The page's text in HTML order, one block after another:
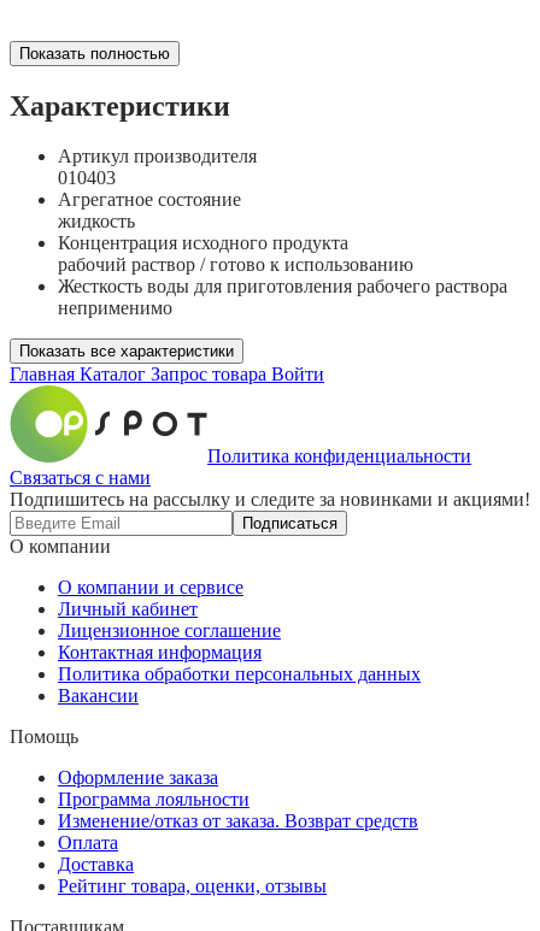
Показать полностью
Характеристики
Артикул производителя
010403
Агрегатное состояние
жидкость
Концентрация исходного продукта
рабочий раствор / готово к использованию
Жесткость воды для приготовления рабочего раствора
неприменимо
Показать все характеристики
Главная Каталог Запрос товара Войти
Политика конфиденциальности
Связаться с нами
Подпишитесь на рассылку и следите за новинками и акциями!
Подписаться
О компании
О компании и сервисе
Личный кабинет
Лицензионное соглашение
Контактная информация
Политика обработки персональных данных
Вакансии
Помощь
Оформление заказа
Программа лояльности
Изменение/отказ от заказа. Возврат средств
Оплата
Доставка
Рейтинг товара, оценки, отзывы